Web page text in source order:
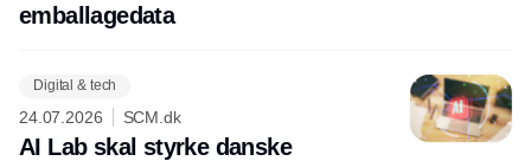
emballagedata
Digital & tech
24.07.2026 SCM.dk
AI Lab skal styrke danske